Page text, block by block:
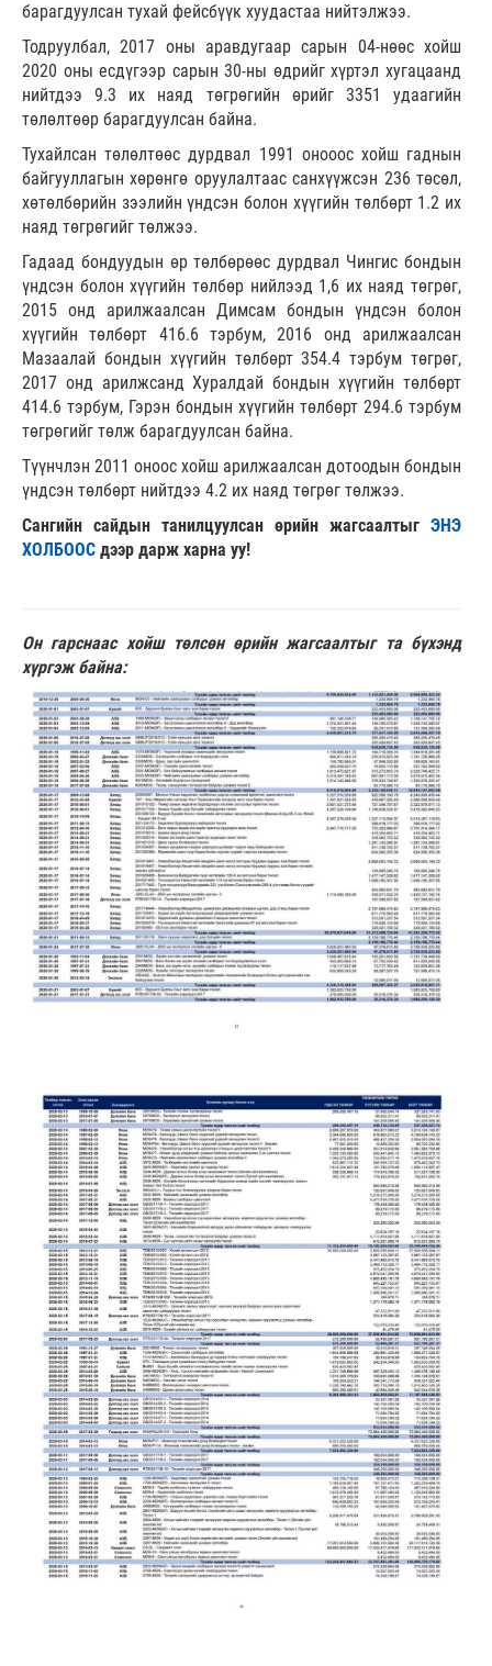
барагдуулсан тухай фейсбүүк хуудастаа нийтэлжээ.
Тодруулбал, 2017 оны аравдугаар сарын 04-нөөс хойш
2020 оны есдүгээр сарын 30-ны өдрийг хүртэл хугацаанд
нийтдээ 9.3 их наяд төгрөгийн өрийг 3351 удаагийн
төлөлтөөр барагдуулсан байна.
Тухайлсан төлөлтөөс дурдвал 1991 онооос хойш гаднын
байгууллагын хөрөнгө оруулалтаас санхүүжсэн 236 төсөл,
хөтөлбөрийн зээлийн үндсэн болон хүүгийн төлбөрт 1.2 их
наяд төгрөгийг төлжээ.
Гадаад бондуудын өр төлбөрөөс дурдвал Чингис бондын
үндсэн болон хүүгийн төлбөр нийлээд 1,6 их наяд төгрөг,
2015 онд арилжаалсан Димсам бондын үндсэн болон
хүүгийн төлбөрт 416.6 тэрбум, 2016 онд арилжаалсан
Мазаалай бондын хүүгийн төлбөрт 354.4 тэрбум төгрөг,
2017 онд арилжсанд Хуралдай бондын хүүгийн төлбөрт
414.6 тэрбум, Гэрэн бондын хүүгийн төлбөрт 294.6 тэрбум
төгрөгийг төлж барагдуулсан байна.
Түүнчлэн 2011 оноос хойш арилжаалсан дотоодын бондын
үндсэн төлбөрт нийтдээ 4.2 их наяд төгрөг төлжээ.
Сангийн сайдын танилцуулсан өрийн жагсаалтыг ЭНЭ
ХОЛБООС дээр дарж харна уу!
Он гарснаас хойш төлсөн өрийн жагсаалтыг та бүхэнд
хүргэж байна: